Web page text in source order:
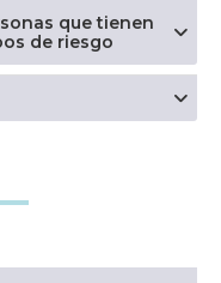
que tienen
de riesgo